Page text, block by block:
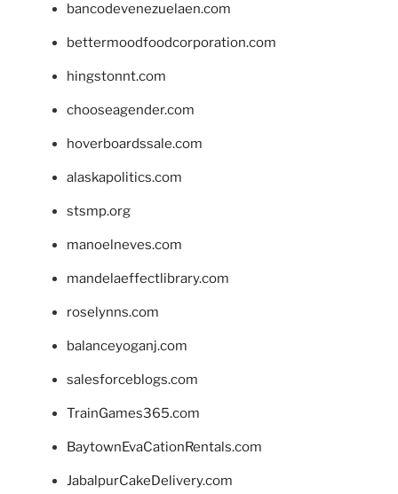
bancodevenezuelaen.com
bettermoodfoodcorporation.com
hingstonnt.com
chooseagender.com
hoverboardssale.com
alaskapolitics.com
stsmp.org
manoelneves.com
mandelaeffectlibrary.com
roselynns.com
balanceyoganj.com
salesforceblogs.com
TrainGames365.com
BaytownEvaCationRentals.com
JabalpurCakeDelivery.com